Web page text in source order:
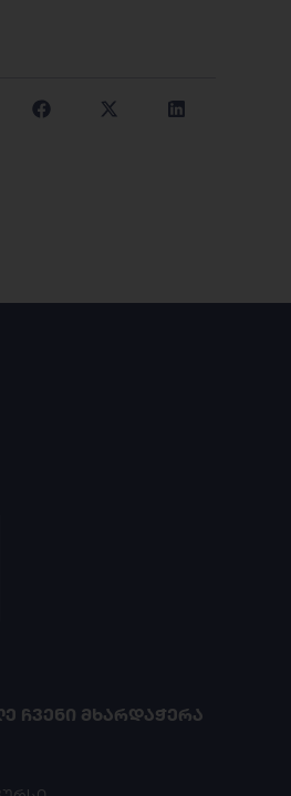
ᲩᲕᲔᲜᲘ ᲛᲮᲐᲠᲓᲐᲭᲔᲠᲐ